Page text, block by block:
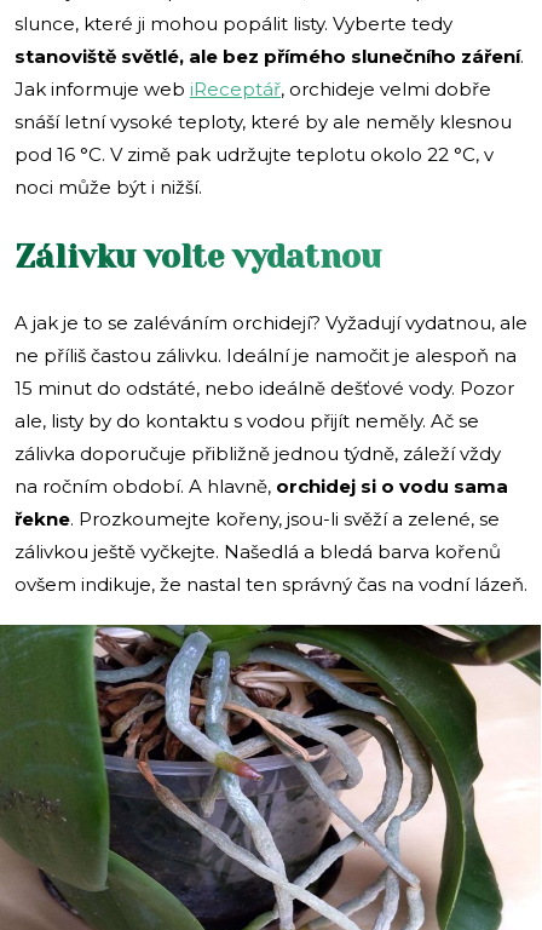
slunce, které ji mohou popálit listy. Vyberte tedy
stanoviště světlé, ale bez přímého slunečního záření.
Jak informuje web iReceptář, orchideje velmi dobře
snáší letní vysoké teploty, které by ale neměly klesnou
pod 16 °C. V zimě pak udržujte teplotu okolo 22 °C, v
noci může být i nižší.
Zálivku volte vydatnou
A jak je to se zaléváním orchidejí? Vyžadují vydatnou, ale
ne příliš častou zálivku. Ideální je namočit je alespoň na
15 minut do odstáté, nebo ideálně dešťové vody. Pozor
ale, listy by do kontaktu s vodou přijít neměly. Ač se
zálivka doporučuje přibližně jednou týdně, záleží vždy
na ročním období. A hlavně, orchidej si o vodu sama
řekne. Prozkoumejte kořeny, jsou-li svěží a zelené, se
zálivkou ještě vyčkejte. Našedlá a bledá barva kořenů
ovšem indikuje, že nastal ten správný čas na vodní lázeň.